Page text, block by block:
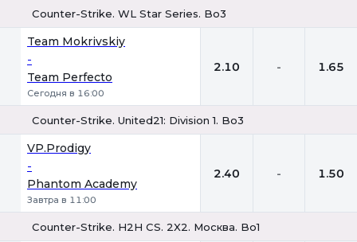
Counter-Strike. WL Star Series. Bo3
Team Mokrivskiy
-
Team Perfecto
Сегодня в 16:00
2.10 - 1.65
Counter-Strike. United21: Division 1. Bo3
VP.Prodigy
-
Phantom Academy
Завтра в 11:00
2.40 - 1.50
Counter-Strike. H2H CS. 2X2. Москва. Bo1